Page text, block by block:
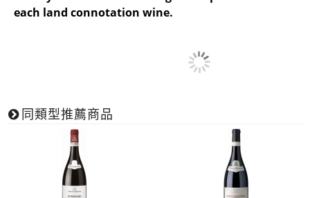
each land connotation wine.
同類型推薦商品